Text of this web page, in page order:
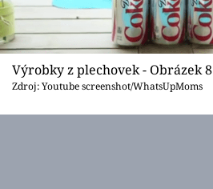
Výrobky z plechovek - Obrázek 8
Zdroj: Youtube screenshot/WhatsUpMoms